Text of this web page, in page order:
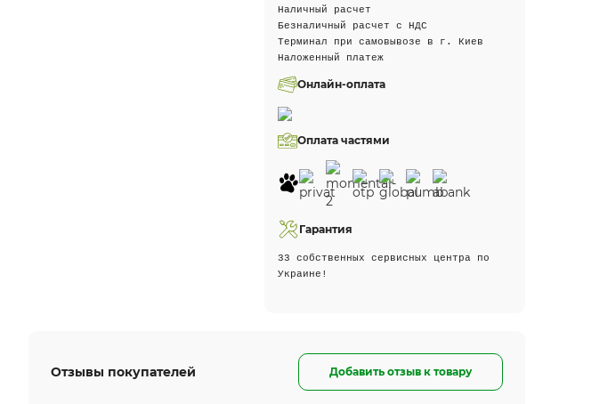
Наличный расчет
Безналичный расчет с НДС
Терминал при самовывозе в г. Киев
Наложенный платеж
Онлайн-оплата
Оплата частями
Гарантия
33 собственных сервисных центра по
Украине!
Отзывы покупателей Добавить отзыв к товару